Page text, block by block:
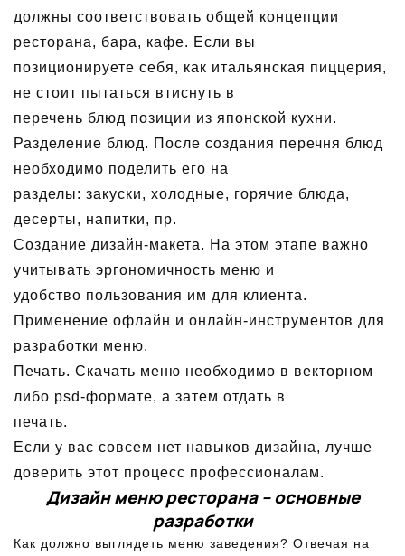
должны соответствовать общей концепции
ресторана, бара, кафе. Если вы
позиционируете себя, как итальянская пиццерия,
не стоит пытаться втиснуть в
перечень блюд позиции из японской кухни.
Разделение блюд. После создания перечня блюд
необходимо поделить его на
разделы: закуски, холодные, горячие блюда,
десерты, напитки, пр.
Создание дизайн-макета. На этом этапе важно
учитывать эргономичность меню и
удобство пользования им для клиента.
Применение офлайн и онлайн-инструментов для
разработки меню.
Печать. Скачать меню необходимо в векторном
либо psd-формате, а затем отдать в
печать.
Если у вас совсем нет навыков дизайна, лучше
доверить этот процесс профессионалам.
Дизайн меню ресторана – основные
разработки
Как должно выглядеть меню заведения? Отвечая на